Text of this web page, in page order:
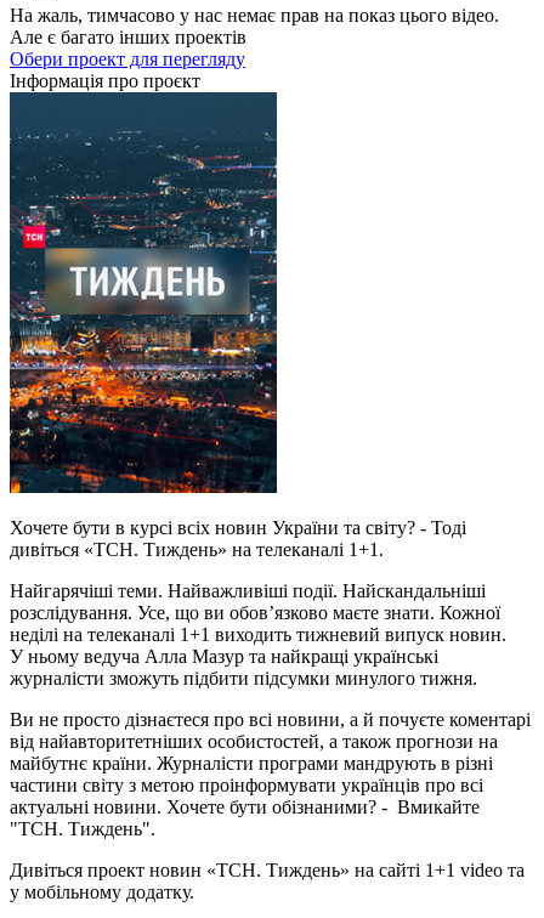
На жаль, тимчасово у нас немає прав на показ цього відео.
Але є багато інших проектів
Обери проект для перегляду
Інформація про проєкт
Хочете бути в курсі всіх новин України та світу? - Тоді
дивіться «ТСН. Тиждень» на телеканалі 1+1.
Найгарячіші теми. Найважливіші події. Найскандальніші
розслідування. Усе, що ви обов’язково маєте знати. Кожної
неділі на телеканалі 1+1 виходить тижневий випуск новин.
У ньому ведуча Алла Мазур та найкращі українські
журналісти зможуть підбити підсумки минулого тижня.
Ви не просто дізнаєтеся про всі новини, а й почуєте коментарі
від найавторитетніших особистостей, а також прогнози на
майбутнє країни. Журналісти програми мандрують в різні
частини світу з метою проінформувати українців про всі
актуальні новини. Хочете бути обізнаними? - Вмикайте
"ТСН. Тиждень".
Дивіться проект новин «ТСН. Тиждень» на сайті 1+1 video та
у мобільному додатку.